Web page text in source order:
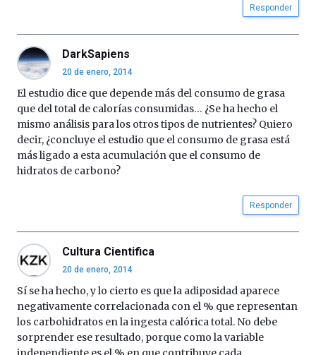
Responder
DarkSapiens
20 de enero, 2014
El estudio dice que depende más del consumo de grasa
que del total de calorías consumidas… ¿Se ha hecho el
mismo análisis para los otros tipos de nutrientes? Quiero
decir, ¿concluye el estudio que el consumo de grasa está
más ligado a esta acumulación que el consumo de
hidratos de carbono?
Responder
Cultura Cientifica
20 de enero, 2014
Sí se ha hecho, y lo cierto es que la adiposidad aparece
negativamente correlacionada con el % que representan
los carbohidratos en la ingesta calórica total. No debe
sorprender ese resultado, porque como la variable